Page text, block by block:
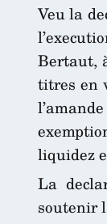
Veu la
Bertaut,
titres en
liquidez
La
soutenir